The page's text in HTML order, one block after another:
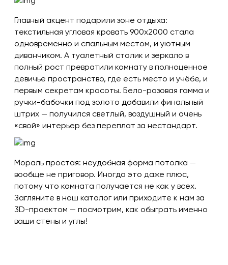
Главный акцент подарили зоне отдыха:
текстильная угловая кровать 900х2000 стала
одновременно и спальным местом, и уютным
диванчиком. А туалетный столик и зеркало в
полный рост превратили комнату в полноценное
девичье пространство, где есть место и учёбе, и
первым секретам красоты. Бело-розовая гамма и
ручки-бабочки под золото добавили финальный
штрих — получился светлый, воздушный и очень
«свой» интерьер без переплат за нестандарт.
Мораль простая: неудобная форма потолка —
вообще не приговор. Иногда это даже плюс,
потому что комната получается не как у всех.
Загляните в наш каталог или приходите к нам за
3D-проектом — посмотрим, как обыграть именно
ваши стены и углы!